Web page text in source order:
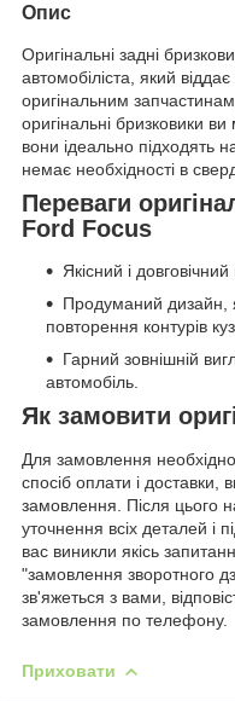
Опис
Оригінальні задні
автомобіліста, який віддає
оригінальним
оригінальні бризковики
вони ідеально підходять
немає необхідності в
Переваги
Ford Focus
Якісний і
Продуманий дизайн,
повторення контурів
Гарний зовнішній
автомобіль.
Як замовити
Для замовлення
спосіб оплати і доставки,
замовлення. Після цього
уточнення всіх деталей і
вас виникли якісь
"замовлення зворотного
зв'яжеться з вами,
замовлення по телефону.
Приховати